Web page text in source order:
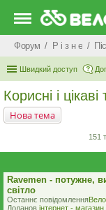
Форум Р i з н е
Швидкий доступ
Корисні і
Нова тема
151
Ravemen - потужне,
світло
Останнє повідомлення
Доданов iнтернет -